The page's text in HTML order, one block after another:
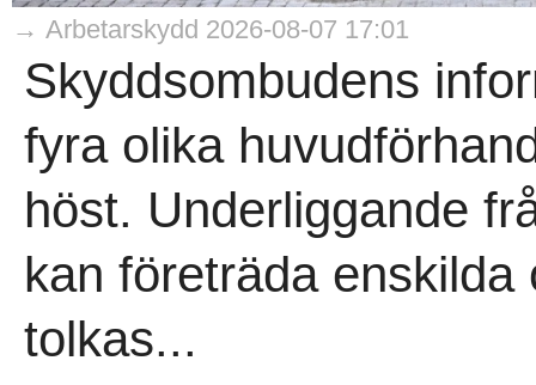
→ Arbetarskydd 2026-08-07 17:01
Skyddsombudens
fyra olika
höst. Underliggande
kan företräda
tolkas...